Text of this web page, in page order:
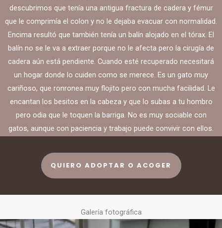
descubrimos que tenía una antigua fractura de cadera y fémur
que le comprimía el colon y no le dejaba evacuar con normalidad.
Encima resultó que también tenía un balín alojado en el tórax. El
balín no se le va a extraer porque no le afecta pero la cirugía de
cadera aún está pendiente. Cuando esté recuperado necesitará
un hogar donde lo cuiden como se merece. Es un gato muy
cariñoso, que ronronea muy flojito pero con mucha facilidad. Le
encantan los besitos en la cabeza y que lo subas a tu hombro
pero odia que le toquen la barriga. No es muy sociable con
gatos, aunque con paciencia y trabajo puede convivir con ellos.
QUIERO ADOPTAR O ACOGER
Galería fotográfica